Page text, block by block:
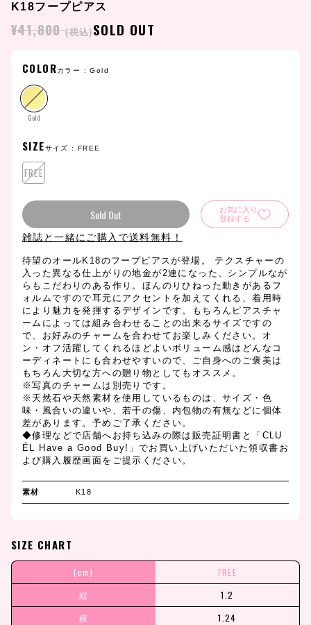
K18フープピアス
¥41,800 (税込)SOLD OUT
COLORカラー :Gold
Gold
SIZEサイズ :FREE
FREE
Sold Out
お気に入り
登録する
雑誌と一緒にご購入で送料無料！
待望のオールK18のフープピアスが登場。 テクスチャーの
入った異なる仕上がりの地金が2連になった、シンプルなが
らもこだわりのある作り。ほんのりひねった動きがあるフ
ォルムですので耳元にアクセントを加えてくれる、着用時
により魅力を発揮するデザインです。もちろんピアスチャ
ームによっては組み合わせることの出来るサイズですの
で、お好みのチャームを合わせてお楽しみください。オ
ン・オフ活躍してくれるほどよいボリューム感はどんなコ
ーディネートにも合わせやすいので、ご自身へのご褒美は
もちろん大切な方への贈り物としてもオススメ。
※写真のチャームは別売りです。
※天然石や天然素材を使用しているものは、サイズ・色
味・風合いの違いや、若干の傷、内包物の有無などに個体
差があります。予めご了承ください。
◆修理などで店舗へお持ち込みの際は販売証明書と「CLU
ÉL Have a Good Buy!」でお買い上げいただいた領収書お
よび購入履歴画面をご提示ください。
素材 K18
SIZE CHART
(cm)
FREE
縦
1.2
横
1.24